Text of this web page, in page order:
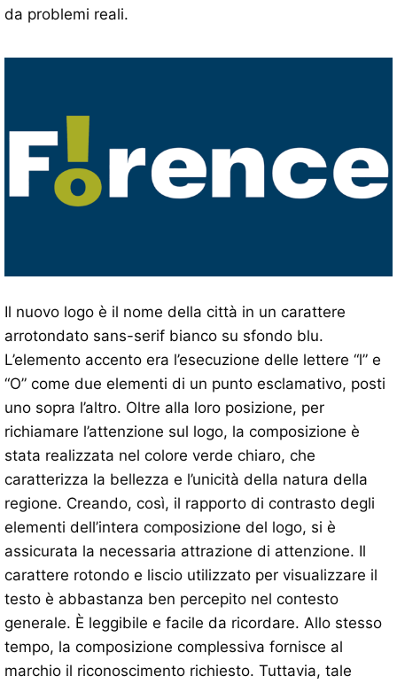
da problemi reali.
Il nuovo logo è il nome della città in un carattere
arrotondato sans-serif bianco su sfondo blu.
L’elemento accento era l’esecuzione delle lettere “l” e
“O” come due elementi di un punto esclamativo, posti
uno sopra l’altro. Oltre alla loro posizione, per
richiamare l’attenzione sul logo, la composizione è
stata realizzata nel colore verde chiaro, che
caratterizza la bellezza e l’unicità della natura della
regione. Creando, così, il rapporto di contrasto degli
elementi dell’intera composizione del logo, si è
assicurata la necessaria attrazione di attenzione. Il
carattere rotondo e liscio utilizzato per visualizzare il
testo è abbastanza ben percepito nel contesto
generale. È leggibile e facile da ricordare. Allo stesso
tempo, la composizione complessiva fornisce al
marchio il riconoscimento richiesto. Tuttavia, tale